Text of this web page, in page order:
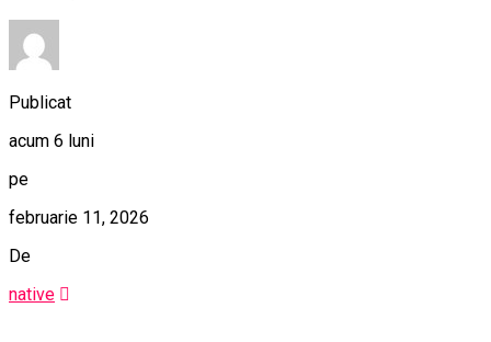
Publicat
acum 6 luni
pe
februarie 11, 2026
De
native